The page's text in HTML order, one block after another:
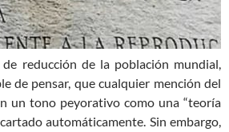
reducción de la población mundial,
de pensar, que cualquier mención del
un tono peyorativo como una “teoría
automáticamente. Sin embargo,